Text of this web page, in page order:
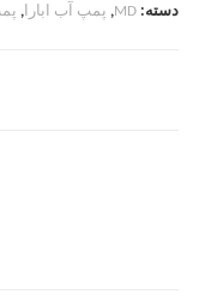
دسته:MD
, پمپ آب ابارا,